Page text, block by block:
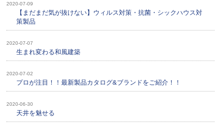
2020-07-09
【まだまだ気が抜けない】ウィルス対策・抗菌・シックハウス対
策製品
2020-07-07
生まれ変わる和風建築
2020-07-02
プロが注目！！最新製品カタログ&ブランドをご紹介！！
2020-06-30
天井を魅せる